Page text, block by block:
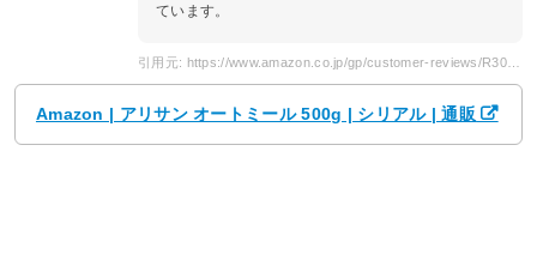
ています。
引用元: https://www.amazon.co.jp/gp/customer-reviews/R30JODTCFVOZW2/ref=cm_cr_dp_d_rvw_ttl?ie=UTF8&ASIN=B01M1NDJSI
Amazon | アリサン オートミール 500g | シリアル | 通販